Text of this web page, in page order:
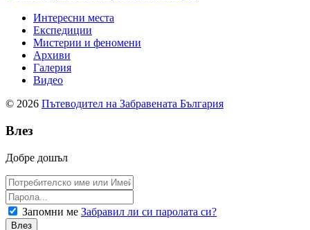
Интересни места
Експедиции
Мистерии и феномени
Архиви
Галерия
Видео
© 2026 Пътеводител на Забравената България
Влез
Добре дошъл
Запомни ме Забравил ли си паролата си?